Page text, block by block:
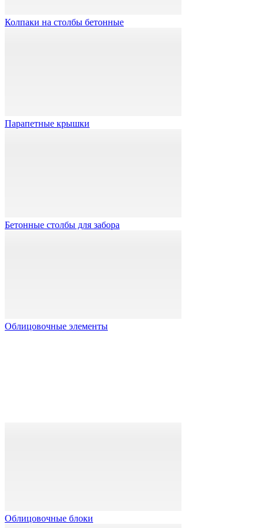
Колпаки на столбы бетонные
Парапетные крышки
Бетонные столбы для забора
Облицовочные элементы
Облицовочные блоки